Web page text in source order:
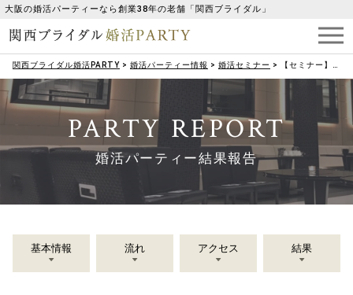
大阪の婚活パーティーなら創業38年の老舗「関西ブライダル」
関西ブライダル婚活PARTY > 婚活パーティー情報 > 婚活セミナー > 【セミナー】（男性限定）メンズデート準備レッスン
PARTY REPORT
婚活パーティー結果報告
基本情報 流れ アクセス 結果